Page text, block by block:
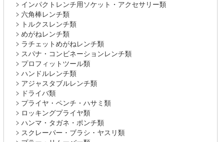
インパクトレンチ用ソケット・アクセサリー類
六角棒レンチ類
トルクスレンチ類
めがねレンチ類
ラチェットめがねレンチ類
スパナ・コンビネーションレンチ類
プロフィットツール類
ハンドルレンチ類
アジャスタブルレンチ類
ドライバ類
プライヤ・ペンチ・ハサミ類
ロッキングプライヤ類
ハンマ・タガネ・ポンチ類
スクレーパー・ブラシ・ヤスリ類